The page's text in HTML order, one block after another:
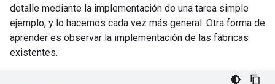
detalle mediante la implementación de una tarea simple
ejemplo, y lo hacemos cada vez más general. Otra forma de
aprender es observar la implementación de las fábricas
existentes.